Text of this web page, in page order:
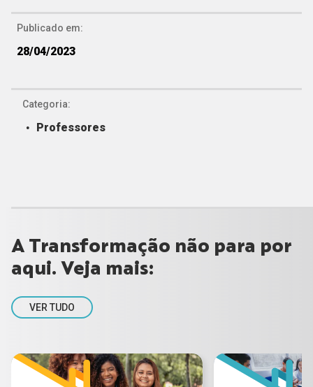
Publicado em:
28/04/2023
Categoria:
Professores
A Transformação não para por
aqui. Veja mais:
VER TUDO